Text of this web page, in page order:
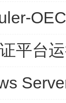
平台